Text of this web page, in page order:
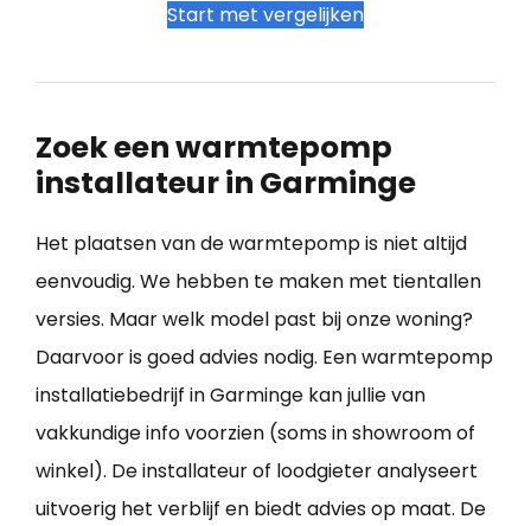
Start met vergelijken
Zoek een warmtepomp
installateur in Garminge
Het plaatsen van de warmtepomp is niet altijd
eenvoudig. We hebben te maken met tientallen
versies. Maar welk model past bij onze woning?
Daarvoor is goed advies nodig. Een warmtepomp
installatiebedrijf in Garminge kan jullie van
vakkundige info voorzien (soms in showroom of
winkel). De installateur of loodgieter analyseert
uitvoerig het verblijf en biedt advies op maat. De